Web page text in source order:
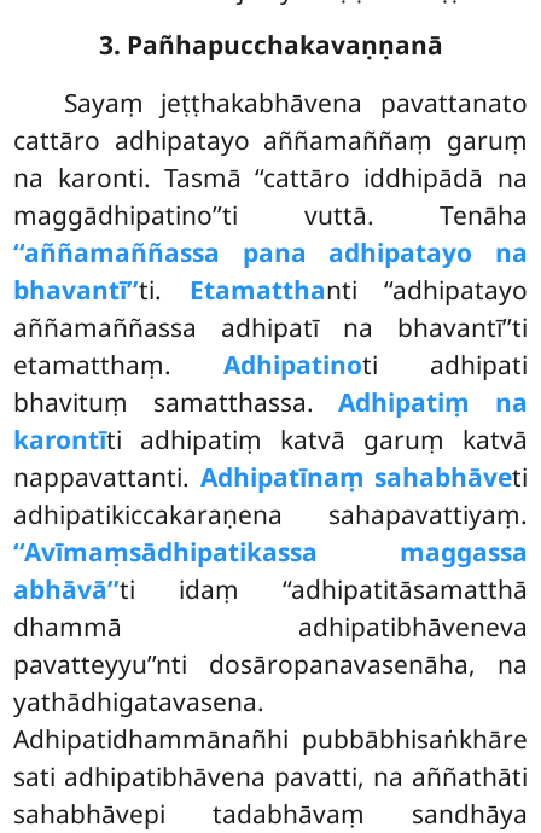
3. Pañhapucchakavaṇṇanā
Sayaṃ jeṭṭhakabhāvena pavattanato
cattāro adhipatayo aññamaññaṃ garuṃ
na karonti. Tasmā ‘‘cattāro iddhipādā na
maggādhipatino’’ti vuttā. Tenāha
‘‘aññamaññassa pana adhipatayo na
bhavantī’’ti. Etamatthanti ‘‘adhipatayo
aññamaññassa adhipatī na bhavantī’’ti
etamatthaṃ. Adhipatinoti adhipati
bhavituṃ samatthassa.Adhipatiṃ na
karontīti adhipatiṃ katvā garuṃ katvā
nappavattanti. Adhipatīnaṃ sahabhāveti
adhipatikiccakaraṇena sahapavattiyaṃ.
‘‘Avīmaṃsādhipatikassa maggassa
abhāvā’’ti idaṃ ‘‘adhipatitāsamatthā
dhammā adhipatibhāveneva
pavatteyyu’’nti dosāropanavasenāha, na
yathādhigatavasena.
Adhipatidhammānañhi pubbābhisaṅkhāre
sati adhipatibhāvena pavatti, na aññathāti
sahabhāvepi tadabhāvaṃ sandhāya